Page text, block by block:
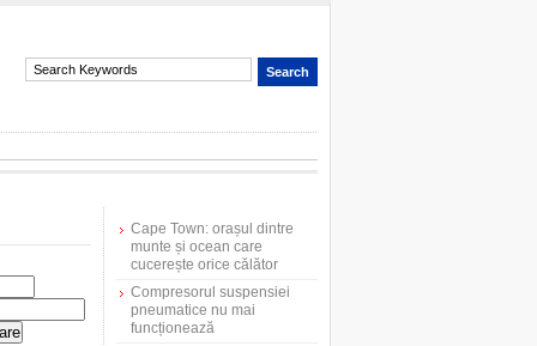
Cape Town: orașul dintre
munte și ocean care
cucerește orice călător
Compresorul suspensiei
pneumatice nu mai
funcționează